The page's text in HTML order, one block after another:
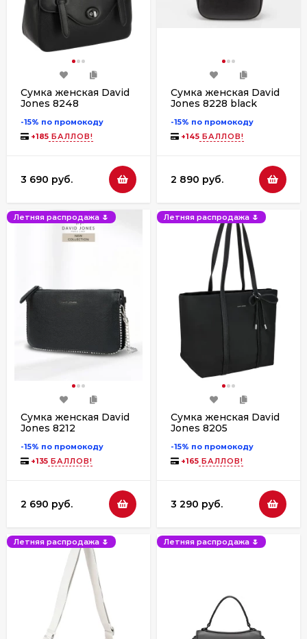
Сумка женская David
Jones 8248
-15% по промокоду
+185 БАЛЛОВ!
3 690 руб.
Сумка женская David
Jones 8228 black
-15% по промокоду
+145 БАЛЛОВ!
2 890 руб.
Летняя распродажа 🌷
Сумка женская David
Jones 8212
-15% по промокоду
+135 БАЛЛОВ!
2 690 руб.
Летняя распродажа 🌷
Сумка женская David
Jones 8205
-15% по промокоду
+165 БАЛЛОВ!
3 290 руб.
Летняя распродажа 🌷 Летняя распродажа 🌷